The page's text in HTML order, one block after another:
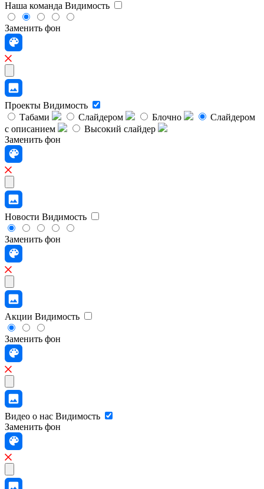
Наша команда Видимость
Заменить фон
Проекты Видимость
Табами
Слайдером Блочно
Слайдером
с описанием
Высокий слайдер
Заменить фон
Новости Видимость
Заменить фон
Акции Видимость
Заменить фон
Видео о нас Видимость
Заменить фон